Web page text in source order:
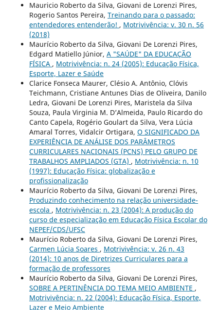
Mauricio Roberto da Silva, Giovani de Lorenzi Pires,
Rogerio Santos Pereira, Treinando para o passado:
entendedores entenderão! , Motrivivência: v. 30 n. 56
(2018)
Maurício Roberto da Silva, Giovani De Lorenzi Pires,
Edgard Matiello Júnior, A "SAÚDE" DA EDUCAÇÃO
FÍSICA , Motrivivência: n. 24 (2005): Educação Física,
Esporte, Lazer e Saúde
Clarice Fonseca Maurer, Clésio A. Antônio, Clóvis
Teichmann, Cristiane Antunes Dias de Oliveira, Danilo
Ledra, Giovani De Lorenzi Pires, Maristela da Silva
Souza, Paula Virginia M. D’Almeida, Paulo Ricardo do
Canto Capela, Rogério Goulart da Silva, Vera Lúcia
Amaral Torres, Vidalcir Ortigara, O SIGNIFICADO DA
EXPERIÊNCIA DE ANÁLISE DOS PARÂMETROS
CURRICULARES NACIONAIS (PCNS) PELO GRUPO DE
TRABALHOS AMPLIADOS (GTA) , Motrivivência: n. 10
(1997): Educação Física: globalização e
profissionalização
Maurício Roberto da Silva, Giovani De Lorenzi Pires,
Produzindo conhecimento na relação universidade-
escola , Motrivivência: n. 23 (2004): A produção do
curso de especialização em Educação Física Escolar do
NEPEF/CDS/UFSC
Maurício Roberto da Silva, Giovani De Lorenzi Pires,
Carmen Lúcia Soares , Motrivivência: v. 26 n. 43
(2014): 10 anos de Diretrizes Curriculares para a
formação de professores
Maurício Roberto da Silva, Giovani De Lorenzi Pires,
SOBRE A PERTINÊNCIA DO TEMA MEIO AMBIENTE ,
Motrivivência: n. 22 (2004): Educação Física, Esporte,
Lazer e Meio Ambiente